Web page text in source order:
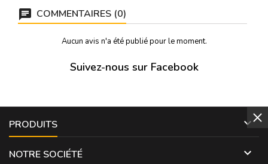
COMMENTAIRES (0)
Aucun avis n'a été publié pour le moment.
Suivez-nous sur Facebook
PRODUITS 
NOTRE SOCIÉTÉ 